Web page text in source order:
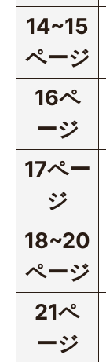
14~15
ページ
16ペ
ージ
17ペー
ジ
18~20
ページ
21ペ
ージ